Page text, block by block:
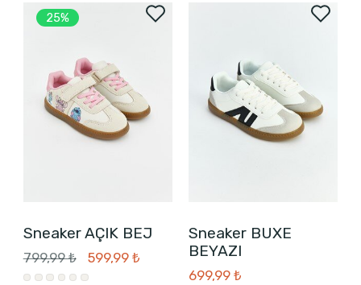
25%
Sneaker AÇIK BEJ
799,99 ₺ 599,99 ₺
Sneaker BUXE
BEYAZI
699,99 ₺